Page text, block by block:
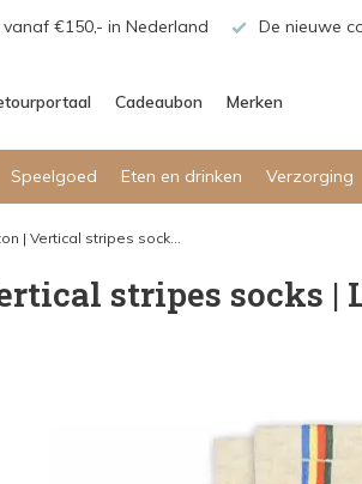
€150,- in Nederland De nieuwe
Cadeaubon Merken
Speelgoed Eten en drinken Verzorging
| Vertical stripes sock...
stripes socks |